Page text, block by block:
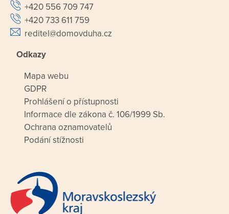
+420 556 709 747
+420 733 611 759
reditel@domovduha.cz
Odkazy
Mapa webu
GDPR
Prohlášení o přístupnosti
Informace dle zákona č. 106/1999 Sb.
Ochrana oznamovatelů
Podání stížnosti